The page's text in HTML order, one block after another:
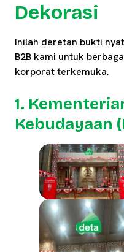
Dekorasi
Inilah deretan bukti
B2B kami untuk
korporat terkemuka.
1.
Kebudayaan